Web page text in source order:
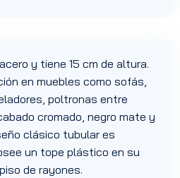
y tiene 15 cm de altura.
en muebles como sofás,
poltronas entre
cromado, negro mate y
clásico tubular es
un tope plástico en su
de rayones.